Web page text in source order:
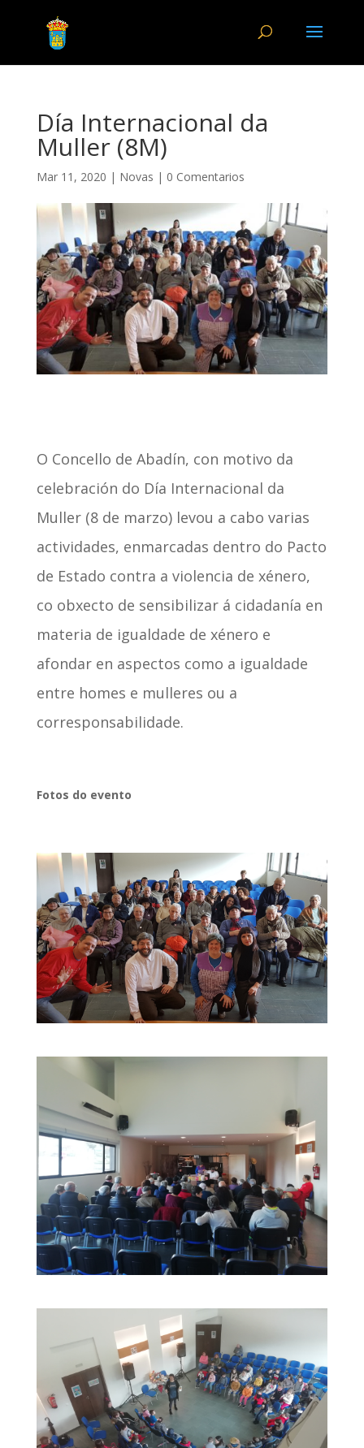
Día Internacional da
Muller (8M)
Mar 11, 2020 | Novas | 0 Comentarios
O Concello de Abadín, con motivo da
celebración do Día Internacional da
Muller (8 de marzo) levou a cabo varias
actividades, enmarcadas dentro do Pacto
de Estado contra a violencia de xénero,
co obxecto de sensibilizar á cidadanía en
materia de igualdade de xénero e
afondar en aspectos como a igualdade
entre homes e mulleres ou a
corresponsabilidade.
Fotos do evento